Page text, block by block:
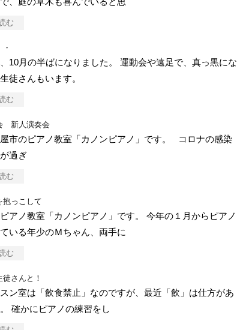
む
10月の半ばになりました。 運動会や遠足で、真っ黒にな
徒さんもいます。
む
新人演奏会
市のピアノ教室「カノンピアノ」です。 コロナの感染
過ぎ
む
抱っこして
アノ教室「カノンピアノ」です。 今年の１月からピアノ
いる年少のＭちゃん、両手に
む
さんと！
ン室は「飲食禁止」なのですが、最近「飲」は仕方があ
確かにピアノの練習をし